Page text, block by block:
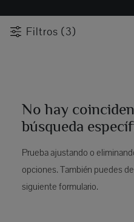
Filtros (3)
No hay
búsqueda
Prueba ajustando o
opciones. También puedes
siguiente formulario.